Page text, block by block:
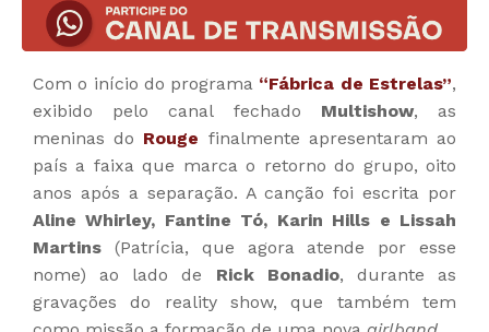
Com o início do programa “Fábrica de Estrelas”,
exibido pelo canal fechado Multishow, as
meninas do Rouge finalmente apresentaram ao
país a faixa que marca o retorno do grupo, oito
anos após a separação. A canção foi escrita por
Aline Whirley, Fantine Tó, Karin Hills e Lissah
Martins (Patrícia, que agora atende por esse
nome) ao lado de Rick Bonadio, durante as
gravações do reality show, que também tem